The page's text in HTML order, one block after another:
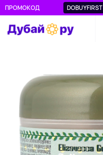
ПРОМОКОД DOBUYFIRST